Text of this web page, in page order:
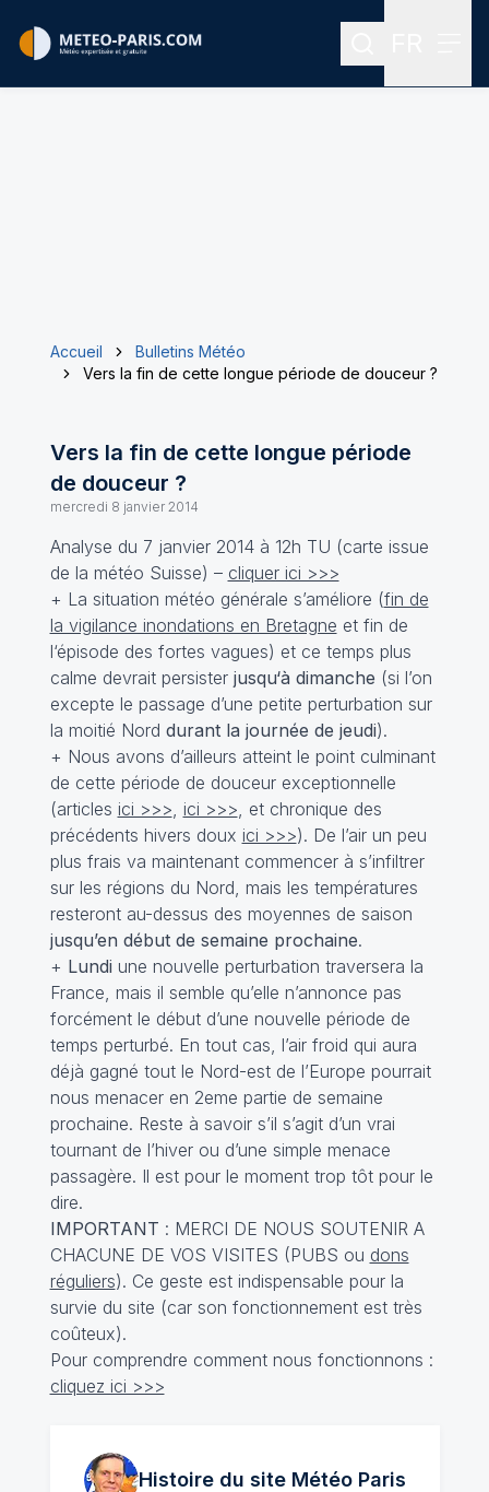
Rechercher
Accueil
Bulletins Météo
Vers la fin de cette longue période de douceur ?
Vers la fin de cette longue période
de douceur ?
mercredi 8 janvier 2014
Analyse du 7 janvier 2014 à 12h TU (carte issue
de la météo Suisse) – cliquer ici >>>
+ La situation météo générale s’améliore (fin de
la vigilance inondations en Bretagne et fin de
l‘épisode des fortes vagues) et ce temps plus
calme devrait persister jusqu‘à dimanche (si l’on
excepte le passage d’une petite perturbation sur
la moitié Nord durant la journée de jeudi).
+ Nous avons d’ailleurs atteint le point culminant
de cette période de douceur exceptionnelle
(articles ici >>>, ici >>>, et chronique des
précédents hivers doux ici >>>). De l’air un peu
plus frais va maintenant commencer à s’infiltrer
sur les régions du Nord, mais les températures
resteront au-dessus des moyennes de saison
jusqu’en début de semaine prochaine.
+ Lundi une nouvelle perturbation traversera la
France, mais il semble qu’elle n’annonce pas
forcément le début d’une nouvelle période de
temps perturbé. En tout cas, l’air froid qui aura
déjà gagné tout le Nord-est de l’Europe pourrait
nous menacer en 2eme partie de semaine
prochaine. Reste à savoir s’il s’agit d’un vrai
tournant de l’hiver ou d’une simple menace
passagère. Il est pour le moment trop tôt pour le
dire.
IMPORTANT : MERCI DE NOUS SOUTENIR A
CHACUNE DE VOS VISITES (PUBS ou dons
réguliers). Ce geste est indispensable pour la
survie du site (car son fonctionnement est très
coûteux).
Pour comprendre comment nous fonctionnons :
cliquez ici >>>
Histoire du site MétéoParis